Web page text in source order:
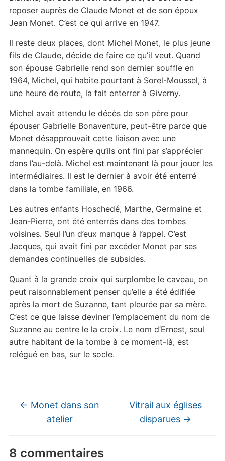
reposer auprès de Claude Monet et de son époux
Jean Monet. C’est ce qui arrive en 1947.
Il reste deux places, dont Michel Monet, le plus jeune
fils de Claude, décide de faire ce qu’il veut. Quand
son épouse Gabrielle rend son dernier souffle en
1964, Michel, qui habite pourtant à Sorel-Moussel, à
une heure de route, la fait enterrer à Giverny.
Michel avait attendu le décès de son père pour
épouser Gabrielle Bonaventure, peut-être parce que
Monet désapprouvait cette liaison avec une
mannequin. On espère qu’ils ont fini par s’apprécier
dans l’au-delà. Michel est maintenant là pour jouer les
intermédiaires. Il est le dernier à avoir été enterré
dans la tombe familiale, en 1966.
Les autres enfants Hoschedé, Marthe, Germaine et
Jean-Pierre, ont été enterrés dans des tombes
voisines. Seul l’un d’eux manque à l’appel. C’est
Jacques, qui avait fini par excéder Monet par ses
demandes continuelles de subsides.
Quant à la grande croix qui surplombe le caveau, on
peut raisonnablement penser qu’elle a été édifiée
après la mort de Suzanne, tant pleurée par sa mère.
C’est ce que laisse deviner l’emplacement du nom de
Suzanne au centre le la croix. Le nom d’Ernest, seul
autre habitant de la tombe à ce moment-là, est
relégué en bas, sur le socle.
← Monet dans son
atelier
Vitrail aux églises
disparues →
8 commentaires